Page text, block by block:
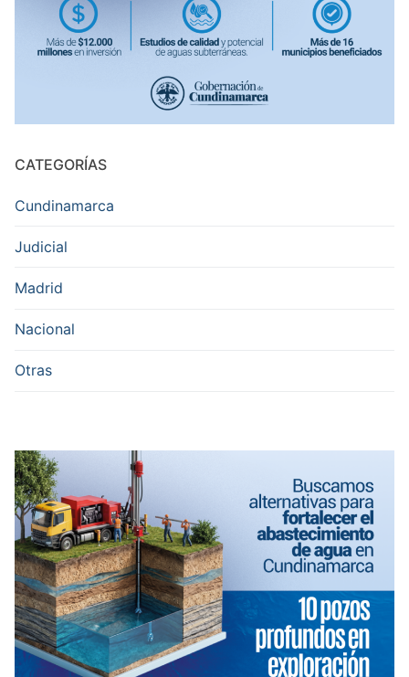
CATEGORÍAS
Cundinamarca
Judicial
Madrid
Nacional
Otras